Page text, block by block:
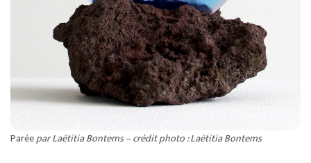
Paréepar Laëtitia Bontems – crédit photo : Laëtitia Bontems